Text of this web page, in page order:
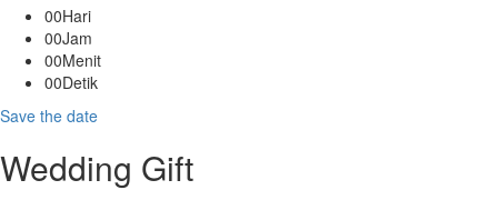
00Hari
00Jam
00Menit
00Detik
Save the date
Wedding Gift